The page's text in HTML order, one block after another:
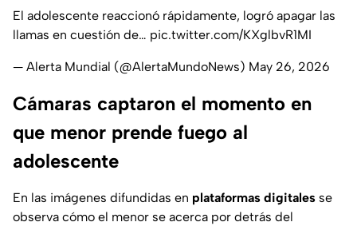
El adolescente reaccionó rápidamente, logró apagar las
llamas en cuestión de… pic.twitter.com/KXglbvR1MI
— Alerta Mundial (@AlertaMundoNews) May 26, 2026
Cámaras captaron el momento en
que menor prende fuego al
adolescente
En las imágenes difundidas en plataformas digitales se
observa cómo el menor se acerca por detrás del